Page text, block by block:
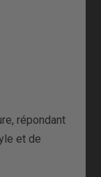
répondant
et de